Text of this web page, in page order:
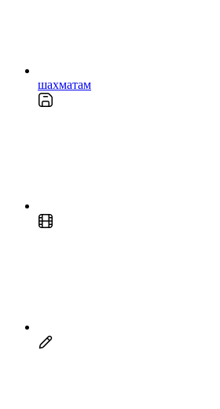
шахматам